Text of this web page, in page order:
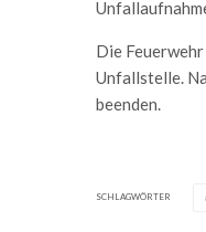
Die
Unfallstelle.
beenden.
SCHLAGWÖRTER